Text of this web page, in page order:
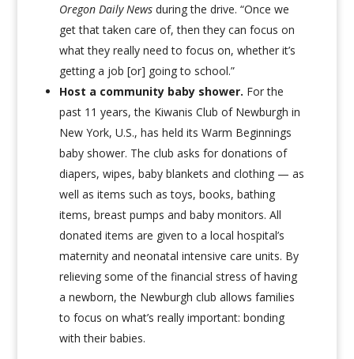
Oregon Daily Newsduring the drive. “Once we
get that taken care of, then they can focus on
what they really need to focus on, whether it’s
getting a job [or] going to school.”
Host a community baby shower. For the
past 11 years, the Kiwanis Club of Newburgh in
New York, U.S., has held its Warm Beginnings
baby shower. The club asks for donations of
diapers, wipes, baby blankets and clothing — as
well as items such as toys, books, bathing
items, breast pumps and baby monitors. All
donated items are given to a local hospital’s
maternity and neonatal intensive care units. By
relieving some of the financial stress of having
a newborn, the Newburgh club allows families
to focus on what’s really important: bonding
with their babies.